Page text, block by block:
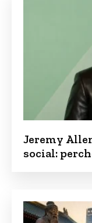
Jeremy
social: